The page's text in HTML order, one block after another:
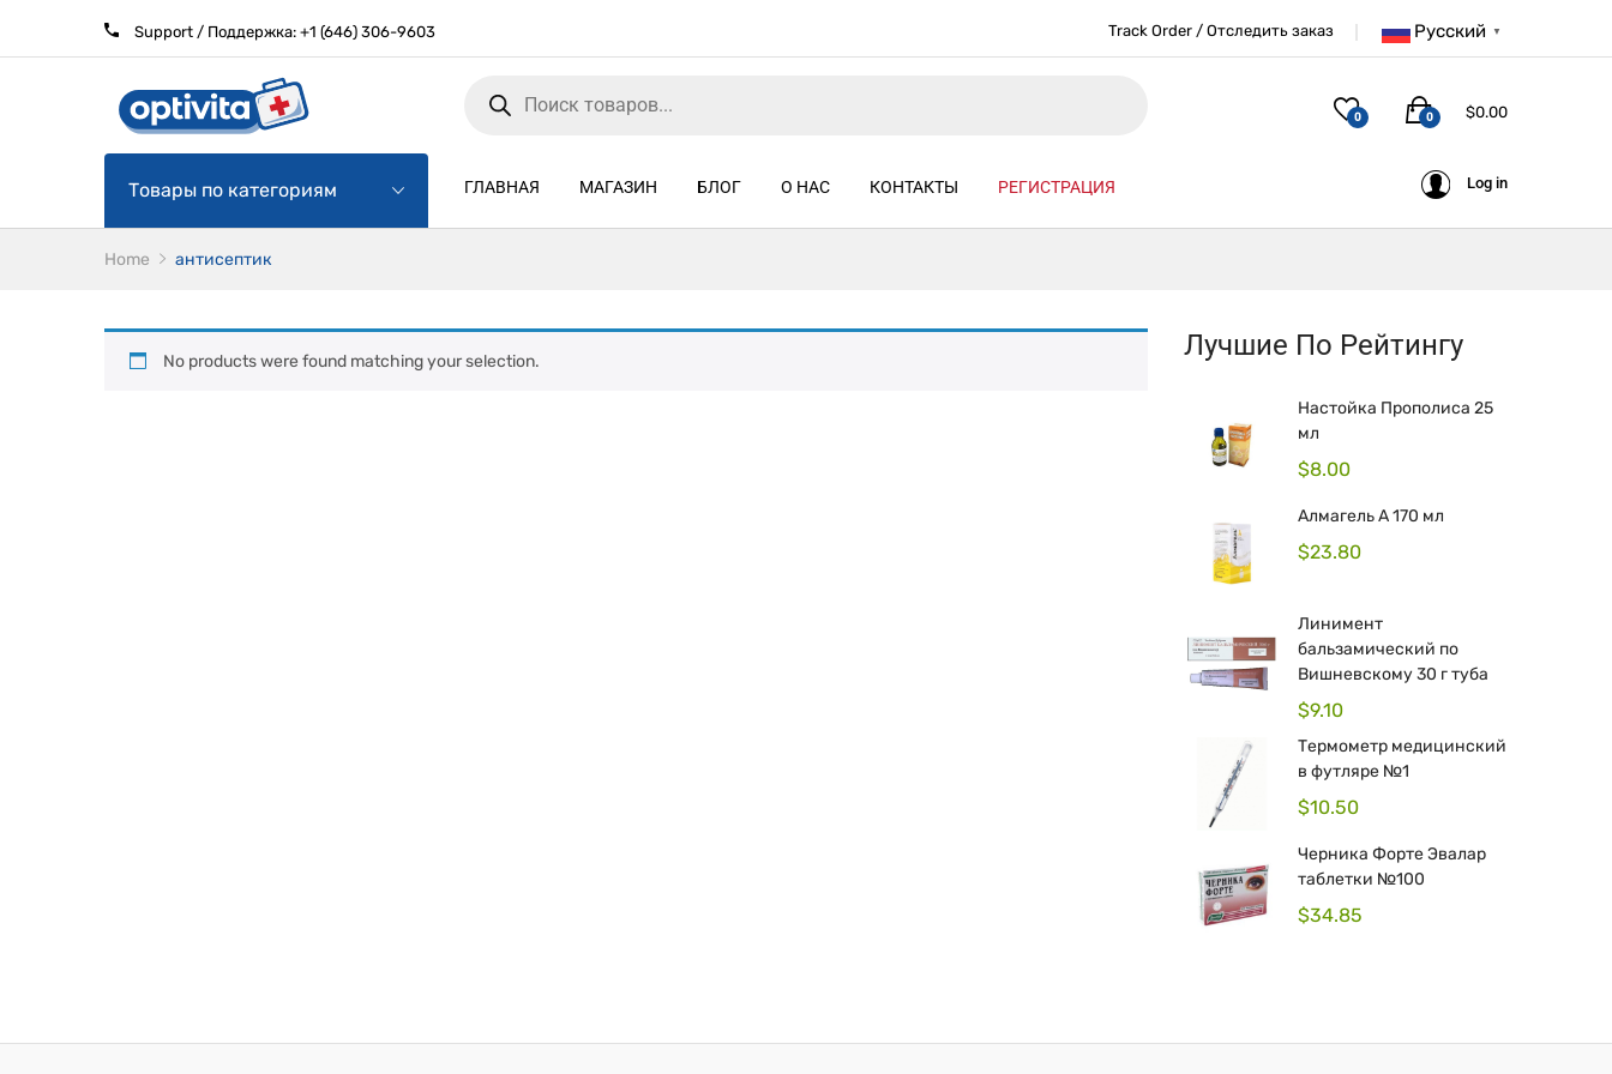
Support / Поддержка: +1 (646) 306-9603 Русский ▼
Track Order / Отследить заказ
0 $0.00
0
Товары по категориям ГЛАВНАЯ МАГАЗИН БЛОГ О НАС КОНТАКТЫ РЕГИСТРАЦИЯ Log in
Home антисептик
No products were found matching your selection. Лучшие По Рейтингу
Настойка Прополиса 25
мл
$8.00
Алмагель А 170 мл
$23.80
Линимент
бальзамический по
Вишневскому 30 г туба
$9.10
Термометр медицинский
в футляре №1
$10.50
Черника Форте Эвалар
таблетки №100
$34.85